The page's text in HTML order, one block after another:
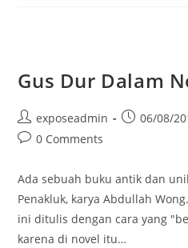
Gus Dur Dalam
exposeadmin 06/08/
0 Comments
Ada sebuah buku antik dan
Penakluk, karya Abdullah
ini ditulis dengan cara yang
karena di novel itu…